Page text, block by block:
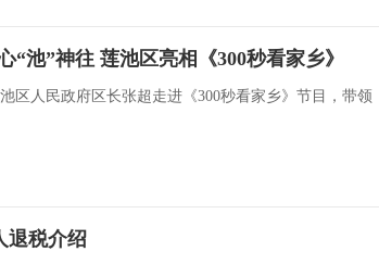
“池”神往 莲池区亮相《300秒看家乡》
区人民政府区长张超走进《300秒看家乡》节目，带领
退税介绍